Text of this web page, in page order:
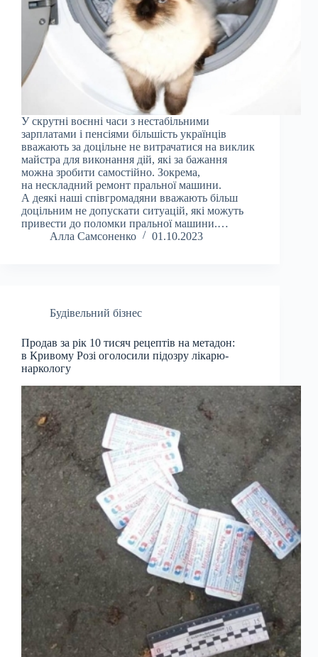
У скрутні воєнні часи з нестабільними
зарплатами і пенсіями більшість українців
вважають за доцільне не витрачатися на виклик
майстра для виконання дій, які за бажання
можна зробити самостійно. Зокрема,
на нескладний ремонт пральної машини.
А деякі наші співгромадяни вважають більш
доцільним не допускати ситуацій, які можуть
привести до поломки пральної машини.…
Алла Самсоненко
01.10.2023
Будівельний бізнес
Продав за рік 10 тисяч рецептів на метадон:
в Кривому Розі оголосили підозру лікарю-
наркологу